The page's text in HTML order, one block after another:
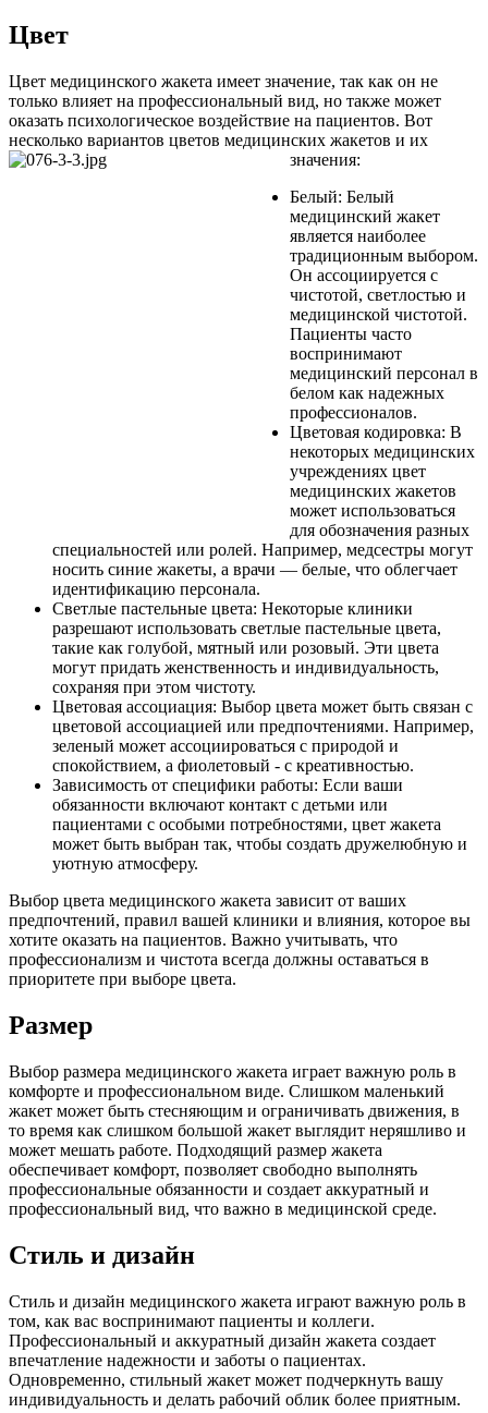
Цвет
Цвет медицинского жакета имеет значение, так как он не
только влияет на профессиональный вид, но также может
оказать психологическое воздействие на пациентов. Вот
несколько вариантов цветов медицинских жакетов и их
значения:
Белый: Белый
медицинский жакет
является наиболее
традиционным выбором.
Он ассоциируется с
чистотой, светлостью и
медицинской чистотой.
Пациенты часто
воспринимают
медицинский персонал в
белом как надежных
профессионалов.
Цветовая кодировка: В
некоторых медицинских
учреждениях цвет
медицинских жакетов
может использоваться
для обозначения разных
специальностей или ролей. Например, медсестры могут
носить синие жакеты, а врачи — белые, что облегчает
идентификацию персонала.
Светлые пастельные цвета: Некоторые клиники
разрешают использовать светлые пастельные цвета,
такие как голубой, мятный или розовый. Эти цвета
могут придать женственность и индивидуальность,
сохраняя при этом чистоту.
Цветовая ассоциация: Выбор цвета может быть связан с
цветовой ассоциацией или предпочтениями. Например,
зеленый может ассоциироваться с природой и
спокойствием, а фиолетовый - с креативностью.
Зависимость от специфики работы: Если ваши
обязанности включают контакт с детьми или
пациентами с особыми потребностями, цвет жакета
может быть выбран так, чтобы создать дружелюбную и
уютную атмосферу.
Выбор цвета медицинского жакета зависит от ваших
предпочтений, правил вашей клиники и влияния, которое вы
хотите оказать на пациентов. Важно учитывать, что
профессионализм и чистота всегда должны оставаться в
приоритете при выборе цвета.
Размер
Выбор размера медицинского жакета играет важную роль в
комфорте и профессиональном виде. Слишком маленький
жакет может быть стесняющим и ограничивать движения, в
то время как слишком большой жакет выглядит неряшливо и
может мешать работе. Подходящий размер жакета
обеспечивает комфорт, позволяет свободно выполнять
профессиональные обязанности и создает аккуратный и
профессиональный вид, что важно в медицинской среде.
Стиль и дизайн
Стиль и дизайн медицинского жакета играют важную роль в
том, как вас воспринимают пациенты и коллеги.
Профессиональный и аккуратный дизайн жакета создает
впечатление надежности и заботы о пациентах.
Одновременно, стильный жакет может подчеркнуть вашу
индивидуальность и делать рабочий облик более приятным.